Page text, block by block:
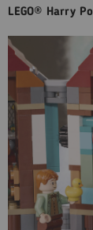
LEGO® Harry